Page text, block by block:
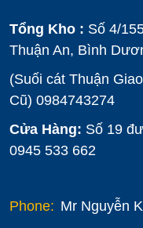
Tổng Kho : Số 4/
Thuận An, Bình
(Suối cát Thuận
Cũ) 0984743274
Cửa Hàng: Số 19
0945 533 662
Phone: Mr Nguyễn